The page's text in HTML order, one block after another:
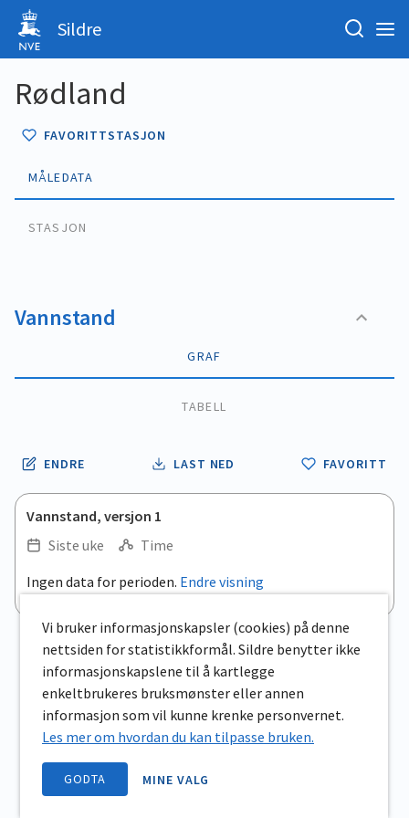
Sildre
Rødland
FAVORITTSTASJON
MÅLEDATA
STASJON
Vannstand
GRAF
TABELL
ENDRE LAST NED FAVORITT
Vannstand, versjon 1
Siste uke
Time
Ingen data for perioden. Endre visning
Vi bruker informasjonskapsler (cookies) på denne
nettsiden for statistikkformål. Sildre benytter ikke
informasjonskapslene til å kartlegge
enkeltbrukeres bruksmønster eller annen
informasjon som vil kunne krenke personvernet.
Les mer om hvordan du kan tilpasse bruken.
GODTA MINE VALG